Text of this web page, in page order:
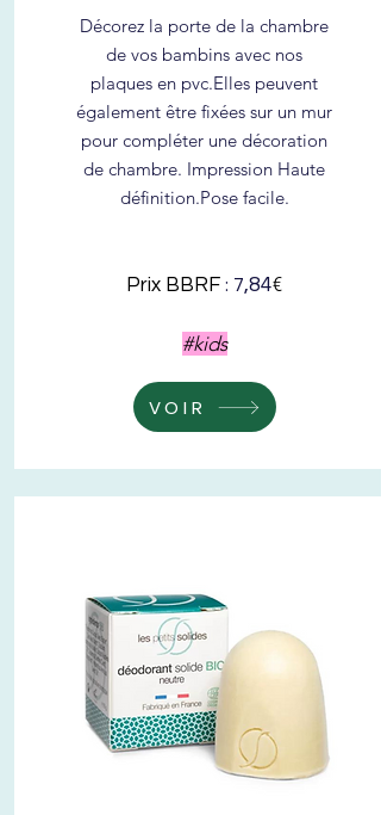
Décorez la porte de la chambre
de vos bambins avec nos
plaques en pvc.Elles peuvent
également être fixées sur un mur
pour compléter une décoration
de chambre. Impression Haute
définition.Pose facile.
Prix BBRF : 7,84€
#kids
VOIR